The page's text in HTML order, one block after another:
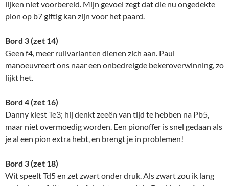
lijken niet voorbereid. Mijn gevoel zegt dat die nu ongedekte
pion op b7 giftig kan zijn voor het paard.
Bord 3 (zet 14)
Geen f4, meer ruilvarianten dienen zich aan. Paul
manoeuvreert ons naar een onbedreigde beker­overwinning, zo
lijkt het.
Bord 4 (zet 16)
Danny kiest Te3; hij denkt zeeën van tijd te hebben na Pb5,
maar niet overmoedig worden. Een pionoffer is snel gedaan als
je al een pion extra hebt, en brengt je in problemen!
Bord 3 (zet 18)
Wit speelt Td5 en zet zwart onder druk. Als zwart zou ik lang